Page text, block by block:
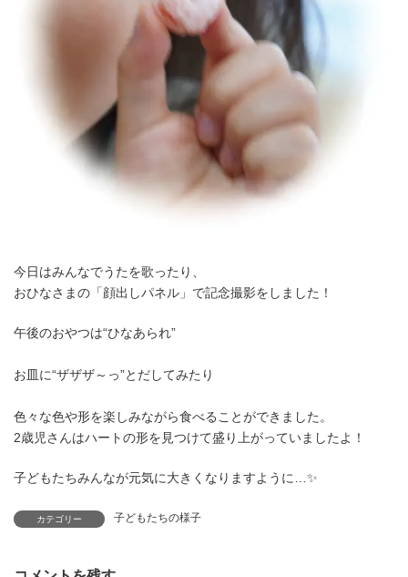
今日はみんなでうたを歌ったり、
おひなさまの「顔出しパネル」で記念撮影をしました！
午後のおやつは“ひなあられ”
お皿に“ザザザ～っ”とだしてみたり
色々な色や形を楽しみながら食べることができました。
2歳児さんはハートの形を見つけて盛り上がっていましたよ！
子どもたちみんなが元気に大きくなりますように…✨
カテゴリー 子どもたちの様子